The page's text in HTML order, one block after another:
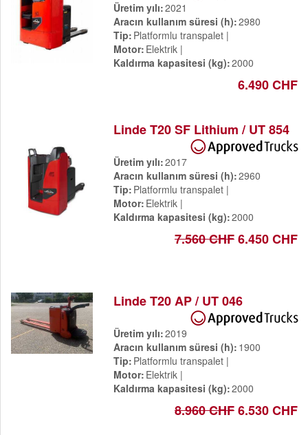
Üretim yılı 2021
Aracın kullanım süresi (h) 2980
Tip Platformlu transpalet
Motor Elektrik
Kaldırma kapasitesi (kg) 2000
6.490 CHF
Linde T20 SF Lithium / UT 854
Üretim yılı 2017
Aracın kullanım süresi (h) 2960
Tip Platformlu transpalet
Motor Elektrik
Kaldırma kapasitesi (kg) 2000
7.560 CHF6.450 CHF
Linde T20 AP / UT 046
Üretim yılı 2019
Aracın kullanım süresi (h) 1900
Tip Platformlu transpalet
Motor Elektrik
Kaldırma kapasitesi (kg) 2000
8.960 CHF6.530 CHF